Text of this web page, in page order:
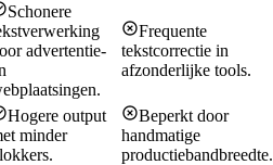
Schonere
advertentie-
Frequente
tekstcorrectie in
afzonderlijke tools.
Hogere output
minder
Beperkt door
handmatige
productiebandbreedte.